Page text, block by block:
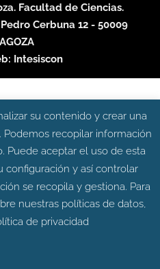
Facultad de Ciencias.
Cerbuna 12 - 50009
Intesiscon
su contenido y crear una
Podemos recopilar información
Puede aceptar el uso de esta
configuración y así controlar
se recopila y gestiona. Para
nuestras políticas de datos,
de privacidad